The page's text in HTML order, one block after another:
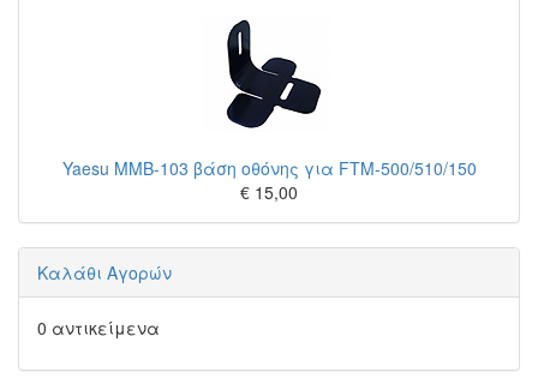
Yaesu MMB-103 βάση οθόνης για FTM-500/510/150
€ 15,00
Καλάθι Αγορών
0 αντικείμενα